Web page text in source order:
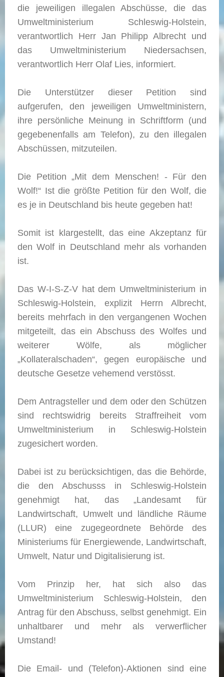
die jeweiligen illegalen Abschüsse, die das
Umweltministerium Schleswig-Holstein,
verantwortlich Herr Jan Philipp Albrecht und
das Umweltministerium Niedersachsen,
verantwortlich Herr Olaf Lies, informiert.
Die Unterstützer dieser Petition sind
aufgerufen, den jeweiligen Umweltministern,
ihre persönliche Meinung in Schriftform (und
gegebenenfalls am Telefon), zu den illegalen
Abschüssen, mitzuteilen.
Die Petition „Mit dem Menschen! - Für den
Wolf!“ Ist die größte Petition für den Wolf, die
es je in Deutschland bis heute gegeben hat!
Somit ist klargestellt, das eine Akzeptanz für
den Wolf in Deutschland mehr als vorhanden
ist.
Das W-I-S-Z-V hat dem Umweltministerium in
Schleswig-Holstein, explizit Herrn Albrecht,
bereits mehrfach in den vergangenen Wochen
mitgeteilt, das ein Abschuss des Wolfes und
weiterer Wölfe, als möglicher
„Kollateralschaden“, gegen europäische und
deutsche Gesetze vehemend verstösst.
Dem Antragsteller und dem oder den Schützen
sind rechtswidrig bereits Straffreiheit vom
Umweltministerium in Schleswig-Holstein
zugesichert worden.
Dabei ist zu berücksichtigen, das die Behörde,
die den Abschusss in Schleswig-Holstein
genehmigt hat, das „Landesamt für
Landwirtschaft, Umwelt und ländliche Räume
(LLUR) eine zugegeordnete Behörde des
Ministeriums für Energiewende, Landwirtschaft,
Umwelt, Natur und Digitalisierung ist.
Vom Prinzip her, hat sich also das
Umweltministerium Schleswig-Holstein, den
Antrag für den Abschuss, selbst genehmigt. Ein
unhaltbarer und mehr als verwerflicher
Umstand!
Die Email- und (Telefon)-Aktionen sind eine